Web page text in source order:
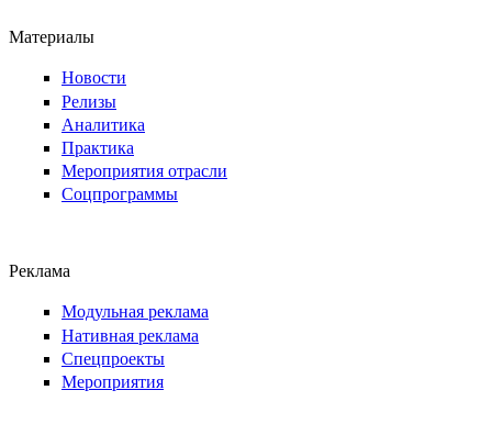
Материалы
Новости
Релизы
Аналитика
Практика
Мероприятия отрасли
Соцпрограммы
Реклама
Модульная реклама
Нативная реклама
Спецпроекты
Мероприятия